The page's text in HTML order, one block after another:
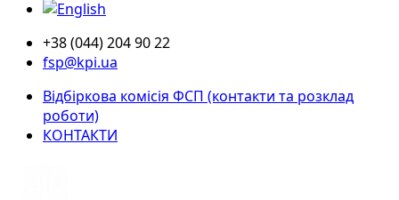
+38 (044) 204 90 22
fsp@kpi.ua
Відбіркова комісія ФСП (контакти та розклад
роботи)
КОНТАКТИ